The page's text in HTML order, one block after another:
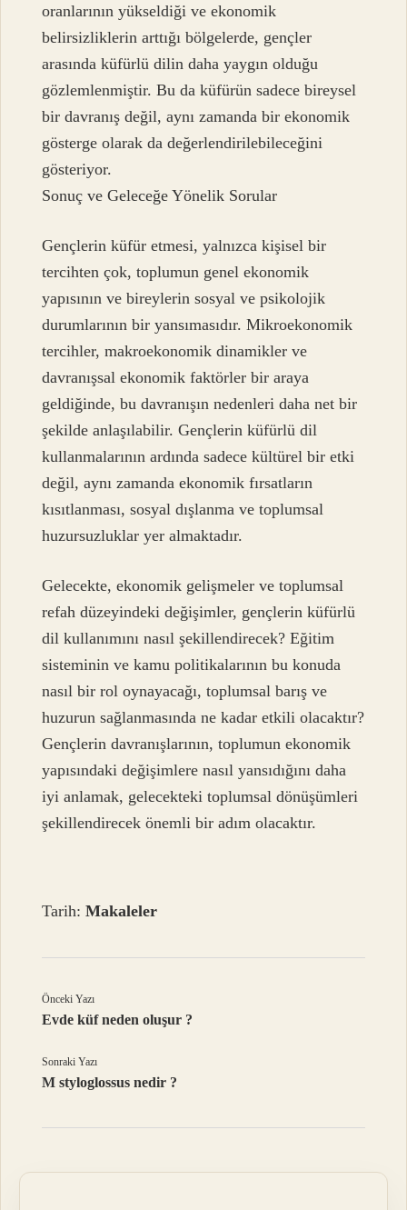
oranlarının yükseldiği ve ekonomik
belirsizliklerin arttığı bölgelerde, gençler
arasında küfürlü dilin daha yaygın olduğu
gözlemlenmiştir. Bu da küfürün sadece bireysel
bir davranış değil, aynı zamanda bir ekonomik
gösterge olarak da değerlendirilebileceğini
gösteriyor.
Sonuç ve Geleceğe Yönelik Sorular
Gençlerin küfür etmesi, yalnızca kişisel bir
tercihten çok, toplumun genel ekonomik
yapısının ve bireylerin sosyal ve psikolojik
durumlarının bir yansımasıdır. Mikroekonomik
tercihler, makroekonomik dinamikler ve
davranışsal ekonomik faktörler bir araya
geldiğinde, bu davranışın nedenleri daha net bir
şekilde anlaşılabilir. Gençlerin küfürlü dil
kullanmalarının ardında sadece kültürel bir etki
değil, aynı zamanda ekonomik fırsatların
kısıtlanması, sosyal dışlanma ve toplumsal
huzursuzluklar yer almaktadır.
Gelecekte, ekonomik gelişmeler ve toplumsal
refah düzeyindeki değişimler, gençlerin küfürlü
dil kullanımını nasıl şekillendirecek? Eğitim
sisteminin ve kamu politikalarının bu konuda
nasıl bir rol oynayacağı, toplumsal barış ve
huzurun sağlanmasında ne kadar etkili olacaktır?
Gençlerin davranışlarının, toplumun ekonomik
yapısındaki değişimlere nasıl yansıdığını daha
iyi anlamak, gelecekteki toplumsal dönüşümleri
şekillendirecek önemli bir adım olacaktır.
Tarih:Makaleler
Önceki Yazı
Evde küf neden oluşur ?
Sonraki Yazı
M styloglossus nedir ?